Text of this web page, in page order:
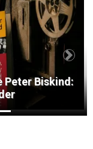
Peter Biskind:
Next